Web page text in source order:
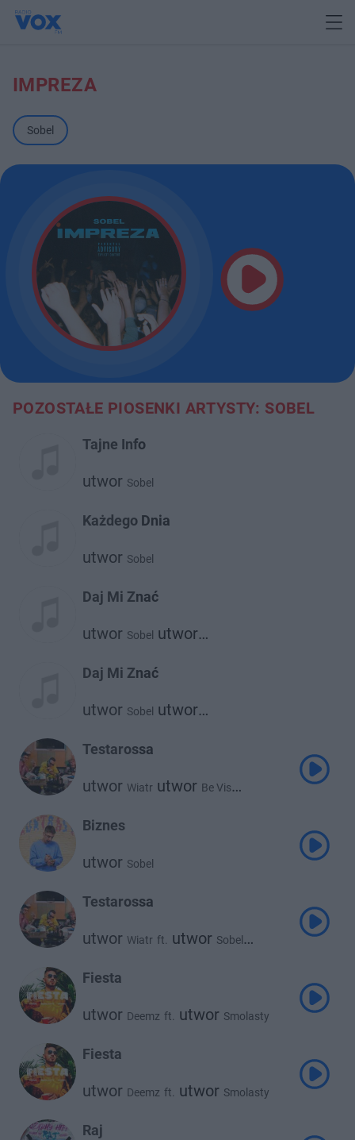
IMPREZA
Sobel
POZOSTAŁE PIOSENKI ARTYSTY: SOBEL
Tajne Info
utwor Sobel
Każdego Dnia
utwor Sobel
Daj Mi Znać
utwor Sobel utwor
Daj Mi Znać
utwor Sobel utwor
Testarossa
utwor Wiatr utwor Be Vis
Biznes
utwor Sobel
Testarossa
utwor Wiatr ft. utwor Sobel
Fiesta
utwor Deemz ft. utwor Smolasty
Fiesta
utwor Deemz ft. utwor Smolasty
Raj